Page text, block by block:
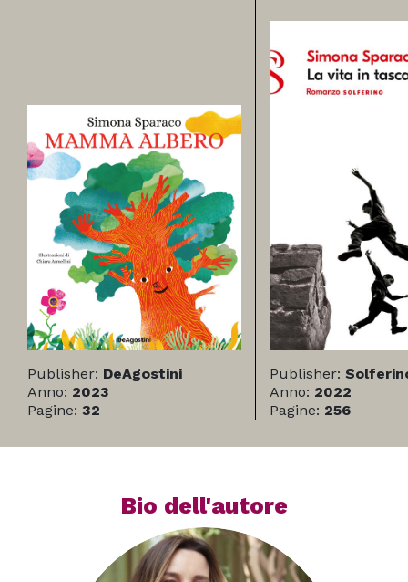
Publisher: DeAgostini
Anno: 2023
Pagine: 32
Publisher:
Anno: 2022
Pagine: 256
Bio dell'autore